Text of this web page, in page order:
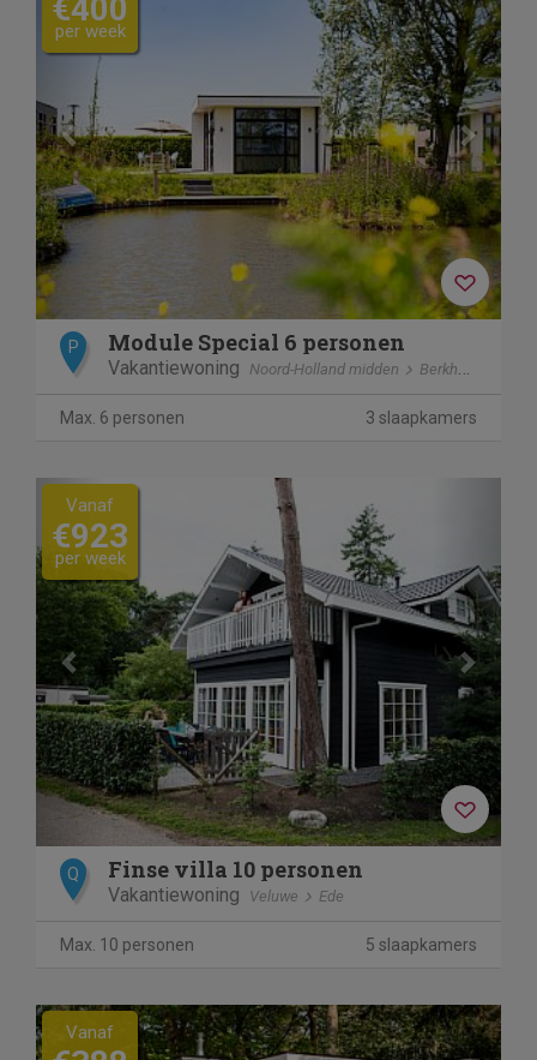
€400
per week
P Module Special 6 personen
Vakantiewoning Noord-Holland midden Berkhout
Max. 6 personen 3 slaapkamers
Previous
Vanaf
€923
per week
Q Finse villa 10 personen
Vakantiewoning Veluwe Ede
Max. 10 personen 5 slaapkamers
Previous Next
Vanaf